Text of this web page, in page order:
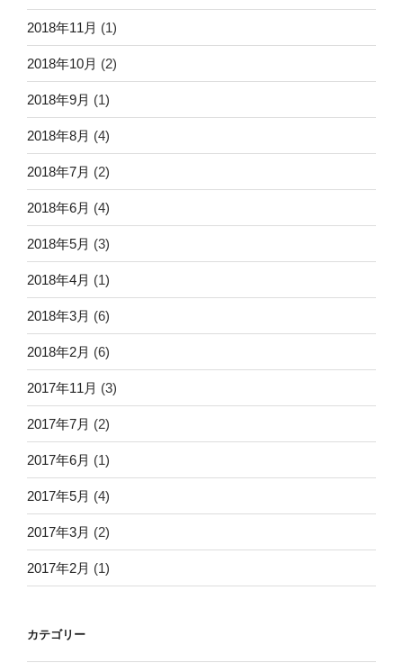
2018年11月 (1)
2018年10月 (2)
2018年9月 (1)
2018年8月 (4)
2018年7月 (2)
2018年6月 (4)
2018年5月 (3)
2018年4月 (1)
2018年3月 (6)
2018年2月 (6)
2017年11月 (3)
2017年7月 (2)
2017年6月 (1)
2017年5月 (4)
2017年3月 (2)
2017年2月 (1)
カテゴリー